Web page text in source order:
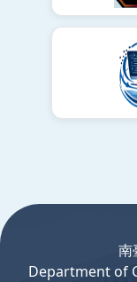
南
Departmentof